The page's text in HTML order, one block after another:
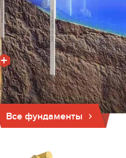
+
Все фундаменты